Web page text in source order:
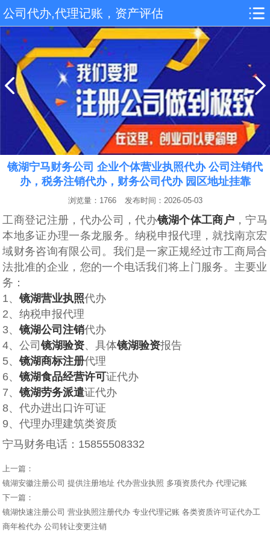
公司代办,代理记账，资产评估
镜湖宁马财务公司 企业个体营业执照代办 公司注销代
办，税务注销代办，财务公司代办 园区地址挂靠
浏览量：1766 发布时间：2026-05-03
工商登记注册，代‌‌‌‌办公司，代办镜湖个体工商户，宁马
本地多证办理一条龙服务。纳税申报代理，就找南京宏
域财务咨询有限公司。我们是一家正规经过市工商局合
法批准的企业，您的一个电话我们将上门服务。主要业
务：
1、镜湖营业执照代办
2、纳税申报代理
3、镜湖公司注销代办
4、公司镜湖验资、具体镜湖验资报告
5、镜湖商标注册代理
6、镜湖食品经营许可证代办
7、镜湖劳务派遣证代办
8、代办进出口许可证
9、代理办理建筑类资质
宁马财务电话：15855508332
上一篇：
镜湖安徽注册公司 提供注册地址 代办营业执照 多项资质代办 代理记账
下一篇：
镜湖快速注册公司 营业执照注册代办 专业代理记账 各类资质许可证代办工
商年检代办 公司转让变更注销